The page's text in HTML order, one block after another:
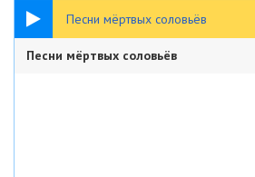
Песни мёртвых соловьёв
14:30:05
Песни мёртвых соловьёв